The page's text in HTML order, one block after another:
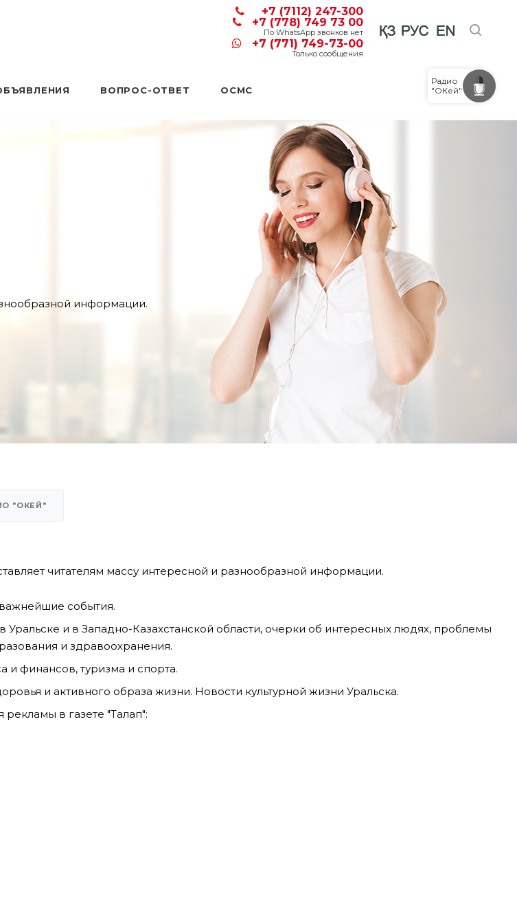
+7 (7112) 247-300
+7 (778) 749 73 00
По WhatsApp звонков нет
+7 (771) 749-73-00
Только сообщения
ВОПРОС-ОТВЕТ ОСМС
Радио
"ОКей"
информации.
"ОКЕЙ"
читателям массу интересной и разнообразной информации.
события.
и в Западно-Казахстанской области, очерки об интересных людях, проблемы
и здравоохранения.
и финансов, туризма и спорта.
и активного образа жизни. Новости культурной жизни Уральска.
в газете "Талап":